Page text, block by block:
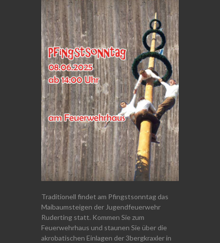
Traditionell findet am Pfingstsonntag das
Maibaumsteigen der Jugendfeuerwehr
Ruderting statt. Kommen Sie zum
Feuerwehrhaus und staunen Sie über die
akrobatischen Einlagen der 3bergkraxler in